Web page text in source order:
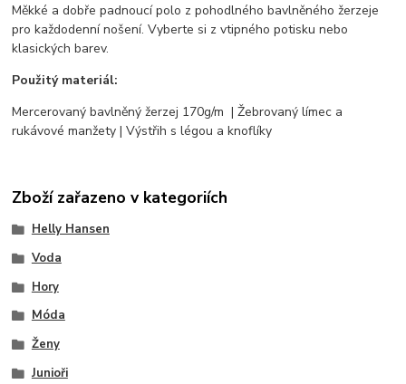
Měkké a dobře padnoucí polo z pohodlného bavlněného žerzeje
pro každodenní nošení. Vyberte si z vtipného potisku nebo
klasických barev.
Použitý materiál:
Mercerovaný bavlněný žerzej 170g/m | Žebrovaný límec a
rukávové manžety | Výstřih s légou a knoflíky
Zboží zařazeno v kategoriích
Helly Hansen
Voda
Hory
Móda
Ženy
Junioři